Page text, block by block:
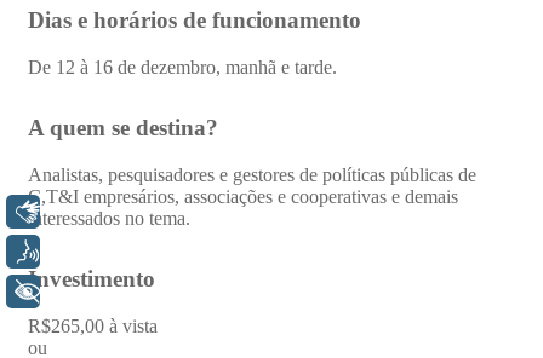
Libras
+ Acessibilidade